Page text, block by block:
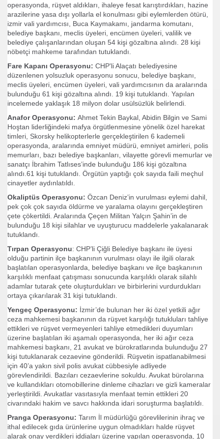
operasyonda, rüşvet aldıkları, ihaleye fesat karıştırdıkları, hazine
arazilerine yasa dışı yollarla el konulması gibi eylemlerden ötürü,
izmir vali yardımcısı, Buca Kaymakamı, jandarma komutanı,
belediye başkanı, meclis üyeleri, encümen üyeleri, valilik ve
belediye çalışanlarından oluşan 54 kişi gözaltına alındı. 28 kişi
nöbetçi mahkeme tarafından tutuklandı.
Fare Kapanı Operasyonu: CHP'li Alaçatı belediyesine
düzenlenen yolsuzluk operasyonu sonucu, belediye başkanı,
meclis üyeleri, encümen üyeleri, vali yardımcısının da aralarında
bulunduğu 61 kişi gözaltına alındı. 19 kişi tutuklandı. Yapılan
incelemede yaklaşık 18 milyon dolar usülsüzlük belirlendi.
Anafor Operasyonu: Ahmet Tekin Baykal, Abidin Bilgin ve Sami
Hoştan liderliğindeki mafya örgütlenmesine yönelik özel harekat
timleri, Skorsky helikopterlerle gerçekleştirilen 6 kademeli
operasyonda, aralarında emniyet müdürü, emniyet amirleri, polis
memurları, bazı belediye başkanları, vilayette görevli memurlar ve
sanatçı İbrahim Tatlıses’inde bulunduğu 186 kişi gözaltına
alındı.61 kişi tutuklandı. Örgütün yaptığı çok sayıda faili meçhul
cinayetler aydınlatıldı.
Okaliptüs Operasyonu: Özcan Deniz’in vurulması eylemi dahil,
pek çok çok sayıda öldürme ve yaralama olayını gerçekleştiren
çete çökertildi. Aralarında Çeçen Militan Yalçın Şahin’in de
bulunduğu 18 kişi silahlar ve uyuşturucu maddelerle yakalanarak
tutuklandı.
Tırpan Operasyonu: CHP’li Çiğli Belediye başkanı ile üyesi
olduğu partinin ilçe başkanının vurulması olayı ile ilgili olarak
başlatılan operasyonlarda, belediye başkanı ve ilçe başkanının
karşılıklı menfaat çatışması sonucunda karşılıklı olarak silahlı
adamlar tutarak çete oluşturdukları ve birbirlerini vurdurdukları
ortaya çıkarılarak 31 kişi tutuklandı.
Yengeç Operasyonu: İzmir’de bulunan her iki özel yetkili ağır
ceza mahkemesi başkanının da rüşvet karşılığı tutukluları tahliye
ettikleri ve rüşvet vermeyenleri tahliye etmedikleri duyumları
üzerine başlatılan iki aşamalı operasyonda, her iki ağır ceza
mahkemesi başkanı, 21 avukat ve bürokratlarında bulunduğu 27
kişi tutuklanarak cezaevine gönderildi. Rüşvetin ispatlanabilmesi
için 40’a yakın sivil polis avukat cübbesiyle adliyede
görevlendirildi. Bazıları cezaevlerine sokuldu. Avukat bürolarına
ve kullandıkları otomobillerine dinleme cihazları ve gizli kameralar
yerleştirildi. Avukatlar vasıtasıyla menfaat temin ettikleri 20
civarındaki hakim ve savcı hakkında idari soruşturma başlatıldı.
Pranga Operasyonu: Tarım İl müdürlüğü görevlilerinin ihraç ve
ithal edilecek gıda ürünlerine uygun olmadıkları halde rüşvet
alarak onay verdikleri iddiaları üzerine yapılan operasyonda, 10